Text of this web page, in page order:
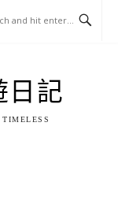
日記